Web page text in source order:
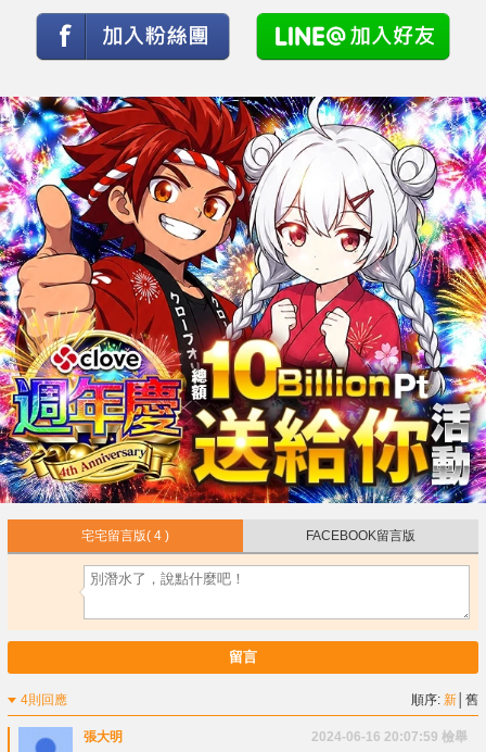
宅宅留言版( 4 ) FACEBOOK留言版
留言
4則回應 順序:新 │舊
張大明 2024-06-16 20:07:59 檢舉